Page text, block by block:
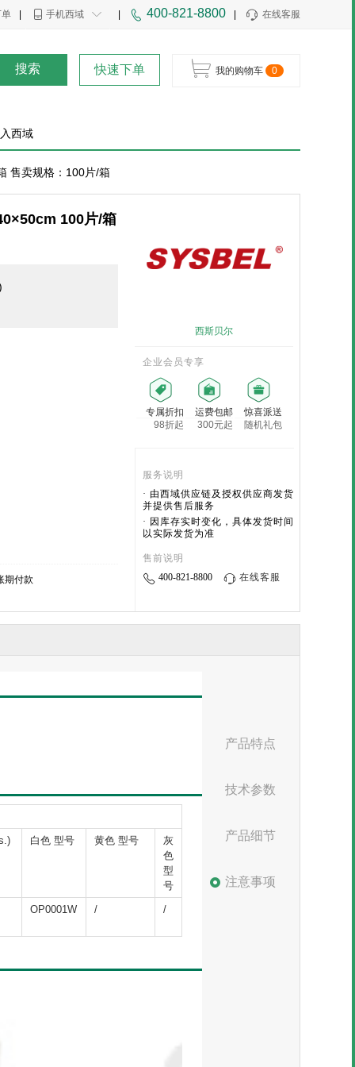
在线客服
400-821-8800
手机西域
搜索 快速下单 我的购物车 0
西域
售卖规格：100片/箱
100片/箱
期付款
西斯贝尔
企业会员专享
专属折扣
98折起
运费包邮
300元起
惊喜派送
随机礼包
服务说明
· 由西域供应链及授权供应商发货
并提供售后服务
· 因库存实时变化，具体发货时间
以实际发货为准
售前说明
400-821-8800
在线客服
白色 型号 黄色 型号
灰
色
型
号
OP0001W
/ /
产品特点
技术参数
产品细节
注意事项